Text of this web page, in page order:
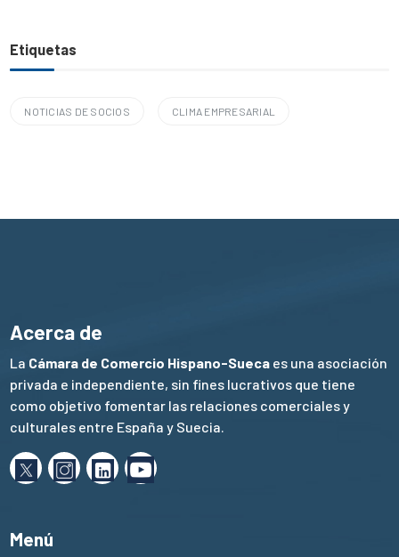
Etiquetas
NOTICIAS DE SOCIOS CLIMA EMPRESARIAL
Acerca de
La Cámara de Comercio Hispano-Sueca es una asociación
privada e independiente, sin fines lucrativos que tiene
como objetivo fomentar las relaciones comerciales y
culturales entre España y Suecia.
Menú